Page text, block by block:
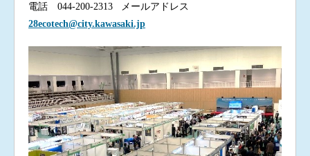
電話 044-200-2313 メールアドレス
28ecotech@city.kawasaki.jp